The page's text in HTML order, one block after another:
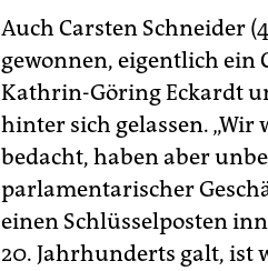
Auch Carsten Schneider
gewonnen, eigentlich ein
Kathrin-Göring Eckardt
hinter sich gelassen.
bedacht, haben aber
parlamentarischer
einen Schlüsselposten
20. Jahrhunderts galt, ist